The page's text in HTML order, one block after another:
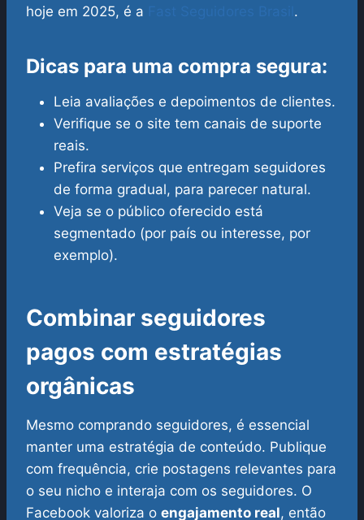
hoje em 2025, é a
.
Dicas para uma compra segura:
Leia avaliações e depoimentos de clientes.
Verifique se o site tem canais de suporte
reais.
Prefira serviços que entregam seguidores
de forma gradual, para parecer natural.
Veja se o público oferecido está
segmentado (por país ou interesse, por
exemplo).
Combinar seguidores
pagos com estratégias
orgânicas
Mesmo comprando seguidores, é essencial
manter uma estratégia de conteúdo. Publique
com frequência, crie postagens relevantes para
o seu nicho e interaja com os seguidores. O
Facebook valoriza o engajamento real, então